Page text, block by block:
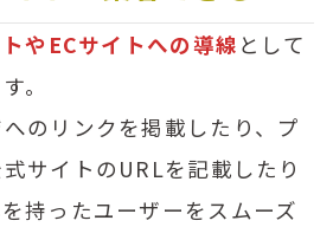
やECサイトへの導線 として
。
のリンクを掲載したり、プ
サイトのURLを記載したり
持ったユーザーをスムーズ